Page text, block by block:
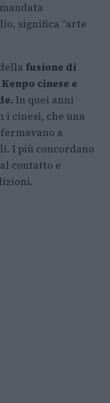
significa “arte
fusione di
cinese e
In quei anni
cinesi, che una
a
I più concordano
contatto e